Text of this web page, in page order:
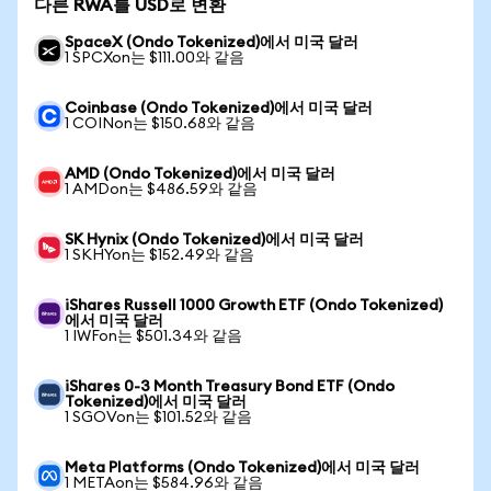
다른 RWA를 USD로 변환
SpaceX (Ondo Tokenized)에서 미국 달러
1 SPCXon는 $111.00와 같음
Coinbase (Ondo Tokenized)에서 미국 달러
1 COINon는 $150.68와 같음
AMD (Ondo Tokenized)에서 미국 달러
1 AMDon는 $486.59와 같음
SK Hynix (Ondo Tokenized)에서 미국 달러
1 SKHYon는 $152.49와 같음
iShares Russell 1000 Growth ETF (Ondo Tokenized)
에서 미국 달러
1 IWFon는 $501.34와 같음
iShares 0-3 Month Treasury Bond ETF (Ondo
Tokenized)에서 미국 달러
1 SGOVon는 $101.52와 같음
Meta Platforms (Ondo Tokenized)에서 미국 달러
1 METAon는 $584.96와 같음